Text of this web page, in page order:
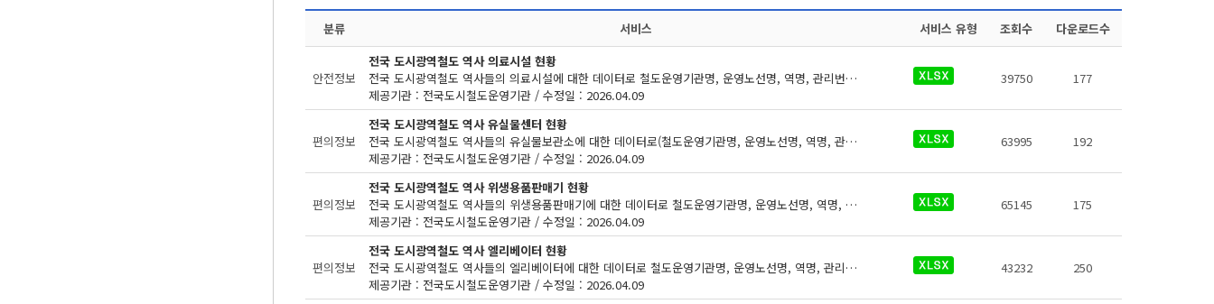
분류 서비스 서비스 유형 조회수 다운로드수
안전정보
전국 도시광역철도 역사 의료시설 현황
전국 도시광역철도 역사들의 의료시설에 대한 데이터로 철도운영기관명, 운영노선명, 역명, 관리번호, 역내시설구분, 지상지하구분, 역층, (근접) 출입구번호, 상세위치, 이용시간, 전화번호, 데이터 기준일자, 참고사항이 있습니다.
제공기관 : 전국도시철도운영기관 / 수정일 : 2026.04.09
39750 177
편의정보
전국 도시광역철도 역사 유실물센터 현황
전국 도시광역철도 역사들의 유실물보관소에 대한 데이터로(철도운영기관명, 운영노선명, 역명, 관리번호, 역내시설구분, 지상지하구분, 역층, (근접) 출입구번호, 상세위치, 이용시간, 전화번호, 데이터 기준일자, 참고사항)이 있습니다.
제공기관 : 전국도시철도운영기관 / 수정일 : 2026.04.09
63995 192
편의정보
전국 도시광역철도 역사 위생용품판매기 현황
전국 도시광역철도 역사들의 위생용품판매기에 대한 데이터로 철도운영기관명, 운영노선명, 역명, 관리번호, 무인편의시설구분, 크기코드, 지상지하구분, 역층, 상세위치, 시설수, 이용요금, 운영사, 전화번호, 데이터 기준일자, 참고사항이 있습니다.
제공기관 : 전국도시철도운영기관 / 수정일 : 2026.04.09
65145 175
편의정보
전국 도시광역철도 역사 엘리베이터 현황
전국 도시광역철도 역사들의 엘리베이터에 대한 데이터로 철도운영기관명, 운영노선명, 역명, 관리번호, (근접)출입구번호, 상세위치, 시작층(지상/지하), 시작층(운행역층), 종료층(지상/지하), 종료층(운행역층), 정원(인원수), 정원(중량), 승강기 상태, 승강기 상태 코드, 승강기 일련번호, 데이터 기준일자, 참고사항이 있습니다.
제공기관 : 전국도시철도운영기관 / 수정일 : 2026.04.09
43232 250